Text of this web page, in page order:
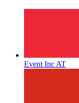
Event Inc AT